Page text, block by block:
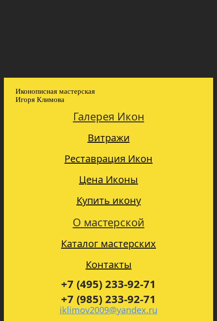
Иконописная мастерская
Игоря Климова
Галерея Икон
Витражи
Реставрация Икон
Цена Иконы
Купить икону
О мастерской
Каталог мастерских
Контакты
+7 (495) 233-92-71
+7 (985) 233-92-71
iklimov2009@yandex.ru